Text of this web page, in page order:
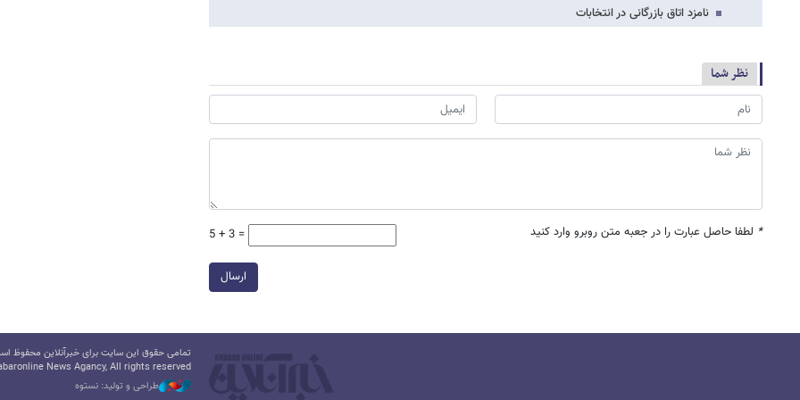
نامزد اتاق بازرگانی در انتخابات
نظر شما
* لطفا حاصل عبارت را در جعبه متن روبرو وارد کنید 5 + 3 =
ارسال
تمامی حقوق این سایت برای خبرآنلاین محفوظ
News Agancy, All rights reserved
طراحی و تولید: نستوه